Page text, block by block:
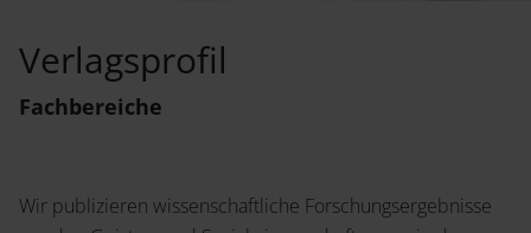
Der Verlag
Wissenschaftlich publizieren
Verlagsprofil
Fachbereiche
Wir publizieren wissenschaftliche Forschungsergebnisse